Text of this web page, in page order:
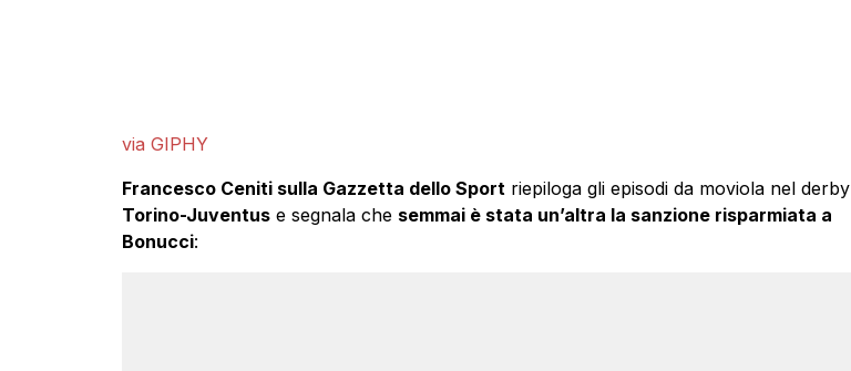
via GIPHY
Francesco Ceniti sulla Gazzetta dello Sportriepiloga gli episodi da moviola nel derby
Torino-Juventuse segnala che semmai è stata un’altra la sanzione risparmiata a
Bonucci: